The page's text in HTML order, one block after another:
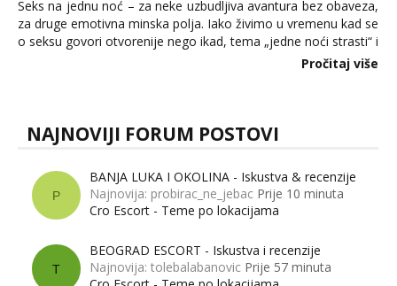
Seks na jednu noć – za neke uzbudljiva avantura bez obaveza,
za druge emotivna minska polja. Iako živimo u vremenu kad se
o seksu govori otvorenije nego ikad, tema „jedne noći strasti“ i
dalje izaziva burne rasprave. Što zapravo misle žene, a što
Pročitaj više
NAJNOVIJI FORUM POSTOVI
P
BANJA LUKA I OKOLINA - Iskustva & recenzije
Najnovija: probirac_ne_jebac Prije 10 minuta
Cro Escort - Teme po lokacijama
T
BEOGRAD ESCORT - Iskustva i recenzije
Najnovija: tolebalabanovic Prije 57 minuta